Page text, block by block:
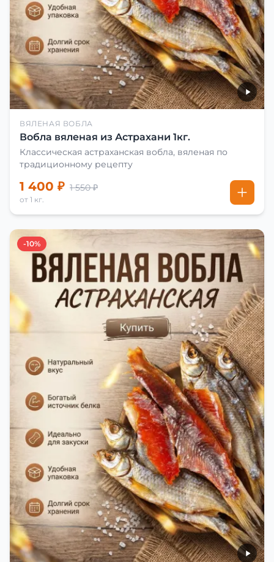
ВЯЛЕНАЯ ВОБЛА
Вобла вяленая из Астрахани 1кг.
Классическая астраханская вобла, вяленая по
традиционному рецепту
1 400 ₽ 1 550 ₽
от 1 кг.
-10%